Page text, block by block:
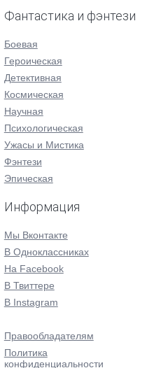
Фантастика и фэнтези
Боевая
Героическая
Детективная
Космическая
Научная
Психологическая
Ужасы и Мистика
Фэнтези
Эпическая
Информация
Мы Вконтакте
В Одноклассниках
На Facebook
В Твиттере
В Instagram
Правообладателям
Политика
конфиденциальности